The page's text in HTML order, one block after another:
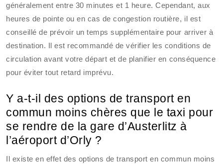
généralement entre 30 minutes et 1 heure. Cependant, aux
heures de pointe ou en cas de congestion routière, il est
conseillé de prévoir un temps supplémentaire pour arriver à
destination. Il est recommandé de vérifier les conditions de
circulation avant votre départ et de planifier en conséquence
pour éviter tout retard imprévu.
Y a-t-il des options de transport en
commun moins chères que le taxi pour
se rendre de la gare d’Austerlitz à
l’aéroport d’Orly ?
Il existe en effet des options de transport en commun moins